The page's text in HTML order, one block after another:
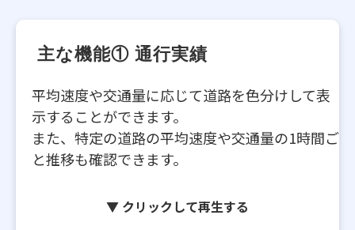
主な機能① 通行実績
平均速度や交通量に応じて道路を色分けして表
示することができます。
また、特定の道路の平均速度や交通量の1時間ご
と推移も確認できます。
▼ クリックして再生する